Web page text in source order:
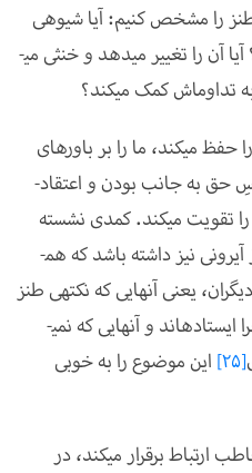
را مشخص کنیم: آیا شیوه­ی
آن را تغییر می­دهد و خنثی می­
تداوم­اش کمک می­کند؟
حفظ می­کند، ما را بر باور­های
حق به جانب بودن و اعتقاد-
را تقویت می­کند. کمدی نشسته
می­تواند المان­هایی از نوع خاصی از آیرونی نیز داشته باشد که هم­
یعنی آن­هایی که نکته­ی طنز
را می­فهمند و در طرف درست ماجرا ایستاده­اند و آن­هایی که نمی­
[25] این موضوع را به خوبی
برقرار می­کند، در